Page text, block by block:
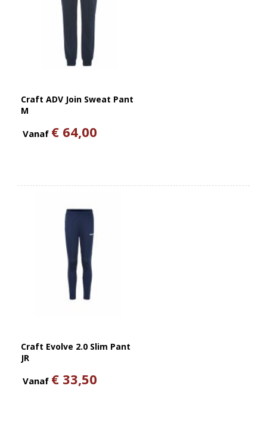
Craft ADV Join Sweat Pant
M
Vanaf € 64,00
Craft Evolve 2.0 Slim Pant
JR
Vanaf € 33,50